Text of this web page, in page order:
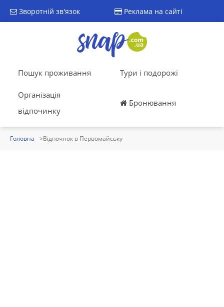
Зворотній зв'язок Реклама на сайті
Пошук проживання Тури і подорожі
Організація
відпочинку
Бронювання
Головна Відпочнок в Первомайську